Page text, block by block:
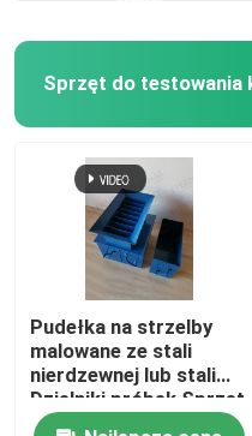
Sprzęt do testowania
Pudełka na strzelby
malowane ze stali
nierdzewnej lub stali
Dzielniki próbek Sprzęt
do badania gleby